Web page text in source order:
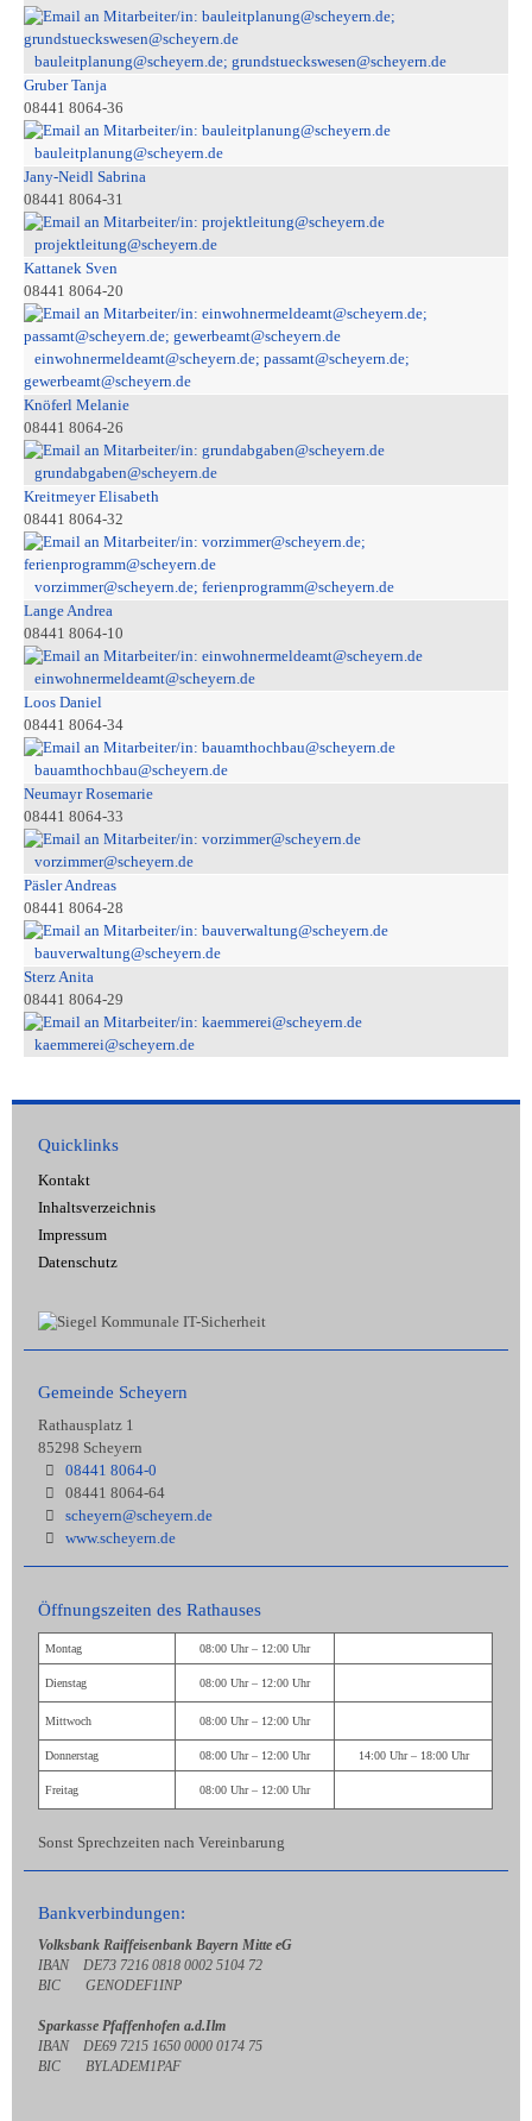
bauleitplanung@scheyern.de; grundstueckswesen@scheyern.de
Gruber Tanja
08441 8064-36
bauleitplanung@scheyern.de
Jany-Neidl Sabrina
08441 8064-31
projektleitung@scheyern.de
Kattanek Sven
08441 8064-20
einwohnermeldeamt@scheyern.de; passamt@scheyern.de;
gewerbeamt@scheyern.de
Knöferl Melanie
08441 8064-26
grundabgaben@scheyern.de
Kreitmeyer Elisabeth
08441 8064-32
vorzimmer@scheyern.de; ferienprogramm@scheyern.de
Lange Andrea
08441 8064-10
einwohnermeldeamt@scheyern.de
Loos Daniel
08441 8064-34
bauamthochbau@scheyern.de
Neumayr Rosemarie
08441 8064-33
vorzimmer@scheyern.de
Päsler Andreas
08441 8064-28
bauverwaltung@scheyern.de
Sterz Anita
08441 8064-29
kaemmerei@scheyern.de
Quicklinks
Kontakt
Inhaltsverzeichnis
Impressum
Datenschutz
Gemeinde Scheyern
Rathausplatz 1
85298 Scheyern
08441 8064-0
08441 8064-64
scheyern@scheyern.de
www.scheyern.de
Öffnungszeiten des Rathauses
Montag 08:00 Uhr – 12:00 Uhr
Dienstag 08:00 Uhr – 12:00 Uhr
Mittwoch 08:00 Uhr – 12:00 Uhr
Donnerstag 08:00 Uhr – 12:00 Uhr 14:00 Uhr – 18:00 Uhr
Freitag 08:00 Uhr – 12:00 Uhr
Sonst Sprechzeiten nach Vereinbarung
Bankverbindungen:
Volksbank Raiffeisenbank Bayern Mitte eG
IBAN DE73 7216 0818 0002 5104 72
BIC GENODEF1INP
Sparkasse Pfaffenhofen a.d.Ilm
IBAN DE69 7215 1650 0000 0174 75
BIC BYLADEM1PAF